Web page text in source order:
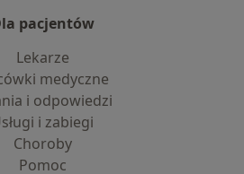
pacjentów
Lekarze
medyczne
i odpowiedzi
i zabiegi
Choroby
Pomoc